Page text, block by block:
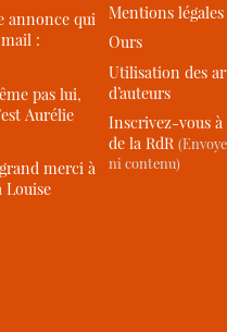
annonce qui
mail :
pas lui,
Aurélie
merci à
Louise
Mentions légales
Ours
Utilisation des
d’auteurs
Inscrivez-vous
de la RdR
ni contenu)